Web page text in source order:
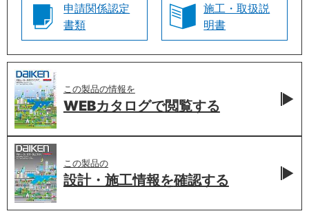
申請関係認定
書類
施工・取扱説
明書
この製品の情報を
WEBカタログで閲覧する
この製品の
設計・施工情報を確認する